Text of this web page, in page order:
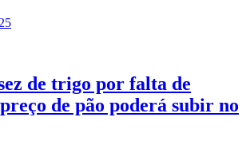
de trigo por falta de
de pão poderá subir no